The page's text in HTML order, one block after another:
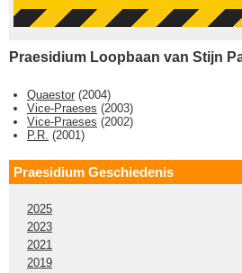
Praesidium Loopbaan van Stijn
Quaestor (2004)
Vice-Praeses (2003)
Vice-Praeses (2002)
P.R. (2001)
Praesidium Geschiedenis
2025
2023
2021
2019